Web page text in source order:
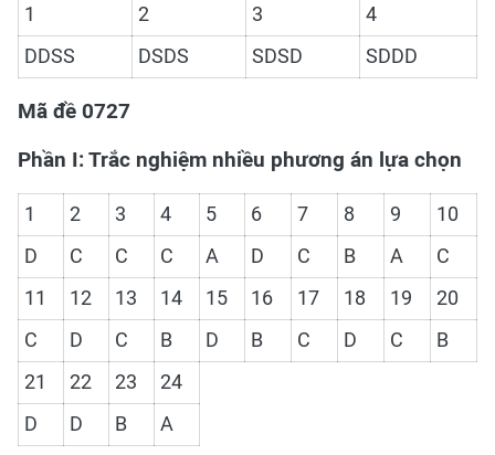
1 2 3
4
DDSS
DSDS SDSD SDDD
Mã đề 0727
Phần I: Trắc nghiệm nhiều phương án lựa chọn
1 2 3 4 5 6 7 8 9
10
D
C C C A D C B A
C
11
12 13 14 15 16 17 18 19
20
C
D C B D B C D C
B
21
22 23
24
D
D B A